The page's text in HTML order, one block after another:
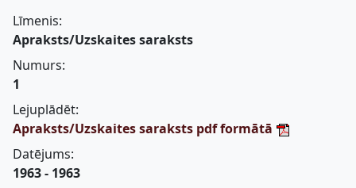
Līmenis:
Apraksts/Uzskaites saraksts
Numurs:
1
Lejuplādēt:
Apraksts/Uzskaites saraksts pdf formātā
Datējums:
1963 - 1963